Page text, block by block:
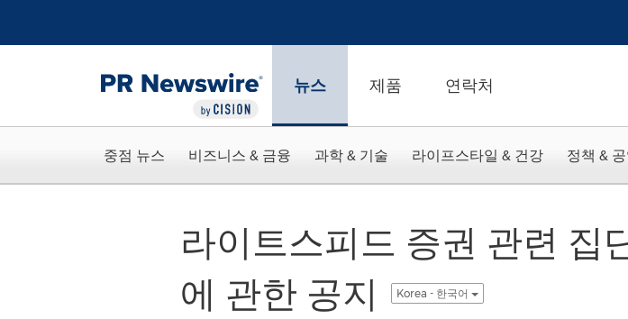
뉴스 제품 연락처
중점 뉴스 비즈니스 & 금융 과학 & 기술 라이프스타일 & 건강 정책 &
라이트스피드 증권 관련 집
에 관한 공지
Korea - 한국어